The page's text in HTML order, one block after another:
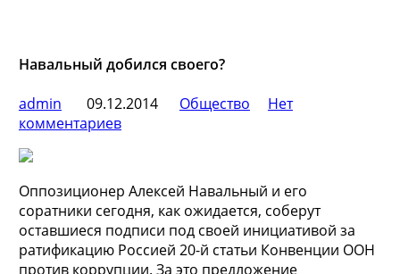
Навальный добился своего?
admin
09.12.2014 Общество
Нет
комментариев
Оппозиционер Алексей Навальный и его
соратники сегодня, как ожидается, соберут
оставшиеся подписи под своей инициативой за
ратификацию Россией 20-й статьи Конвенции ООН
против коррупции. За это предложение